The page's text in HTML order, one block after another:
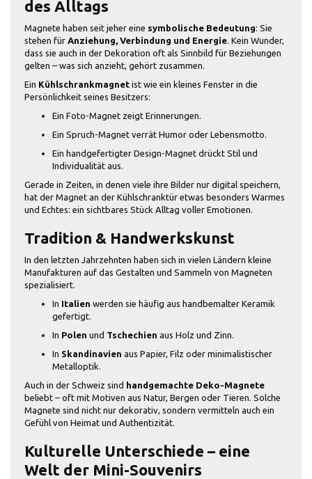
des Alltags
Magnete haben seit jeher eine symbolische Bedeutung: Sie
stehen für Anziehung, Verbindung und Energie . Kein Wunder,
dass sie auch in der Dekoration oft als Sinnbild für Beziehungen
gelten – was sich anzieht, gehört zusammen.
Ein Kühlschrankmagnet ist wie ein kleines Fenster in die
Persönlichkeit seines Besitzers:
Ein Foto-Magnet zeigt Erinnerungen.
Ein Spruch-Magnet verrät Humor oder Lebensmotto.
Ein handgefertigter Design-Magnet drückt Stil und
Individualität aus.
Gerade in Zeiten, in denen viele ihre Bilder nur digital speichern,
hat der Magnet an der Kühlschranktür etwas besonders Warmes
und Echtes: ein sichtbares Stück Alltag voller Emotionen.
Tradition & Handwerkskunst
In den letzten Jahrzehnten haben sich in vielen Ländern kleine
Manufakturen auf das Gestalten und Sammeln von Magneten
spezialisiert.
In Italien werden sie häufig aus handbemalter Keramik
gefertigt.
In Polen und Tschechien aus Holz und Zinn.
In Skandinavien aus Papier, Filz oder minimalistischer
Metalloptik.
Auch in der Schweiz sind handgemachte Deko-Magnete
beliebt – oft mit Motiven aus Natur, Bergen oder Tieren. Solche
Magnete sind nicht nur dekorativ, sondern vermitteln auch ein
Gefühl von Heimat und Authentizität.
Kulturelle Unterschiede – eine
Welt der Mini-Souvenirs